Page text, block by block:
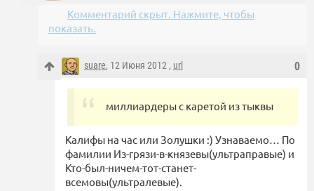
Комментарий скрыт. Нажмите, чтобы
показать.
0
suare, 12 Июня 2012 , url
миллиардеры с каретой из тыквы
Калифы на час или Золушки :) Узнаваемо… По
фамилии Из-грязи-в-князевы(ультраправые) и
Кто-был-ничем-тот-станет-
всемовы(ультралевые).